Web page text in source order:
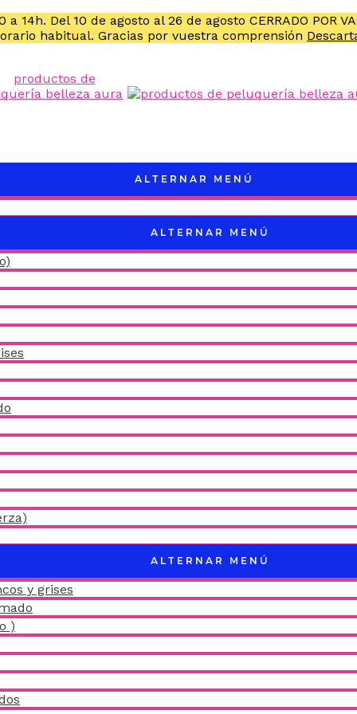
a 14h. Del 10 de agosto al 26 de agosto CERRADO POR
habitual. Gracias por vuestra comprensión
ALTERNAR MENÚ
ALTERNAR MENÚ
ALTERNAR MENÚ
y grises
)